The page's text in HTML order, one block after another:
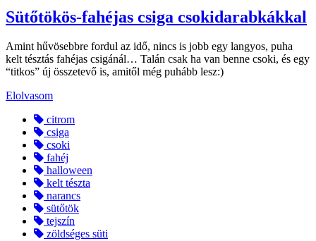
Sütőtökös-fahéjas csiga csokidarabkákkal
Amint hűvösebbre fordul az idő, nincs is jobb egy langyos, puha
kelt tésztás fahéjas csigánál… Talán csak ha van benne csoki, és egy
“titkos” új összetevő is, amitől még puhább lesz:)
Elolvasom
citrom
csiga
csoki
fahéj
halloween
kelt tészta
narancs
sütőtök
tejszín
zöldséges süti